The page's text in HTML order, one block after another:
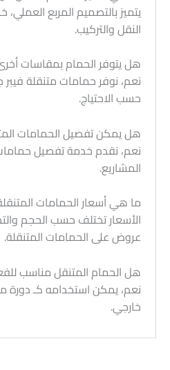
يتميز بالتصميم المربع
النقل والتركيب.
هل يتوفر الحمام بمقاسات
نعم، نوفر حمامات متنقلة
حسب الاحتياج.
هل يمكن تفصيل الحمامات
نعم، نقدم خدمة تفصيل
المشاريع.
ما هي أسعار الحمامات
الأسعار تختلف حسب الحجم
عروض على الحمامات المتنقلة.
هل الحمام المتنقل مناسب
نعم، يمكن استخدامه كـ
خارجي.